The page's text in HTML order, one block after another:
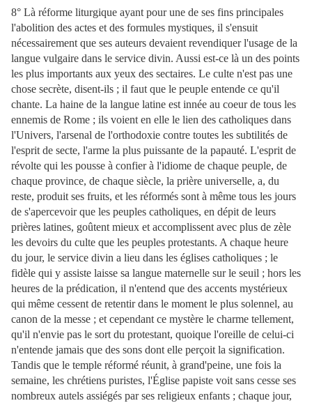
8° Là réforme liturgique ayant pour une de ses fins principales
l'abolition des actes et des formules mystiques, il s'ensuit
nécessairement que ses auteurs devaient revendiquer l'usage de la
langue vulgaire dans le service divin. Aussi est-ce là un des points
les plus importants aux yeux des sectaires. Le culte n'est pas une
chose secrète, disent-ils ; il faut que le peuple entende ce qu'il
chante. La haine de la langue latine est innée au coeur de tous les
ennemis de Rome ; ils voient en elle le lien des catholiques dans
l'Univers, l'arsenal de l'orthodoxie contre toutes les subtilités de
l'esprit de secte, l'arme la plus puissante de la papauté. L'esprit de
révolte qui les pousse à confier à l'idiome de chaque peuple, de
chaque province, de chaque siècle, la prière universelle, a, du
reste, produit ses fruits, et les réformés sont à même tous les jours
de s'apercevoir que les peuples catholiques, en dépit de leurs
prières latines, goûtent mieux et accomplissent avec plus de zèle
les devoirs du culte que les peuples protestants. A chaque heure
du jour, le service divin a lieu dans les églises catholiques ; le
fidèle qui y assiste laisse sa langue maternelle sur le seuil ; hors les
heures de la prédication, il n'entend que des accents mystérieux
qui même cessent de retentir dans le moment le plus solennel, au
canon de la messe ; et cependant ce mystère le charme tellement,
qu'il n'envie pas le sort du protestant, quoique l'oreille de celui-ci
n'entende jamais que des sons dont elle perçoit la signification.
Tandis que le temple réformé réunit, à grand'peine, une fois la
semaine, les chrétiens puristes, l'Église papiste voit sans cesse ses
nombreux autels assiégés par ses religieux enfants ; chaque jour,